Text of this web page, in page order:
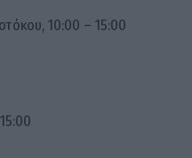
10:00 – 15:00